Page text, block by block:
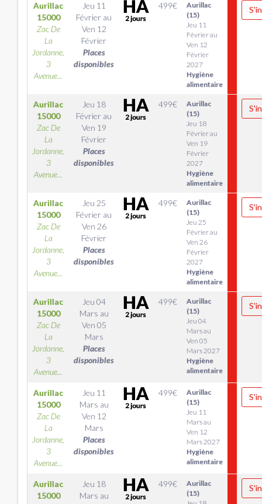
Aurillac
15000
Zac De
La
Jordanne,
3
Avenue...
Jeu 11
Février au
Ven 12
Février
Places
disponibles
499€
Aurillac
(15)
Jeu 11
Février au
Ven 12
Février
2027
Hygiène
alimentaire
Aurillac
15000
Zac De
La
Jordanne,
3
Avenue...
Jeu 18
Février au
Ven 19
Février
Places
disponibles
499€
Aurillac
(15)
Jeu 18
Février au
Ven 19
Février
2027
Hygiène
alimentaire
Aurillac
15000
Zac De
La
Jordanne,
3
Avenue...
Jeu 25
Février au
Ven 26
Février
Places
disponibles
499€
Aurillac
(15)
Jeu 25
Février au
Ven 26
Février
2027
Hygiène
alimentaire
Aurillac
15000
Zac De
La
Jordanne,
3
Avenue...
Jeu 04
Mars au
Ven 05
Mars
Places
disponibles
499€
Aurillac
(15)
Jeu 04
Mars au
Ven 05
Mars 2027
Hygiène
alimentaire
Aurillac
15000
Zac De
La
Jordanne,
3
Avenue...
Jeu 11
Mars au
Ven 12
Mars
Places
disponibles
499€
Aurillac
(15)
Jeu 11
Mars au
Ven 12
Mars 2027
Hygiène
alimentaire
Aurillac
15000
Jeu 18
Mars au
499€
Aurillac
(15)